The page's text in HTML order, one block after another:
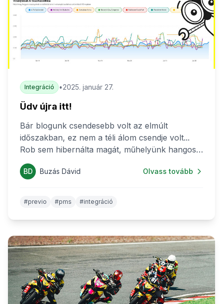
Integráció •2025. január 27.
Üdv újra itt!
Bár blogunk csendesebb volt az elmúlt
időszakban, ez nem a téli álom csendje volt...
Rob sem hibernálta magát, műhelyünk hangos
volt a lázas munka zajaitól; igen komoly
eredményeket értünk el az integráció területén,
SabeeApp-os ügyfeleink már közvetlenül
és hamarosan a HostWare-rel is létrejön a
gyors, stabil kapcsolat.
BD Buzás Dávid Olvass tovább
#previo #pms #integráció